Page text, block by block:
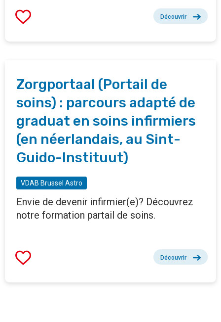
Découvrir
Zorgportaal (Portail de
soins) : parcours adapté de
graduat en soins infirmiers
(en néerlandais, au Sint-
Guido-Instituut)
VDAB Brussel Astro
Envie de devenir infirmier(e)? Découvrez
notre formation partail de soins.
Découvrir